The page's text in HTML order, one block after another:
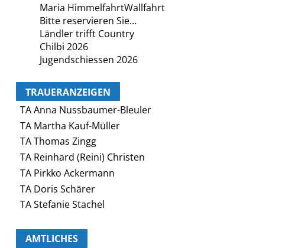
Maria HimmelfahrtWallfahrt
Bitte reservieren Sie…
Ländler trifft Country
Chilbi 2026
Jugendschiessen 2026
TRAUERANZEIGEN
TA Anna Nussbaumer-Bleuler
TA Martha Kauf-Müller
TA Thomas Zingg
TA Reinhard (Reini) Christen
TA Pirkko Ackermann
TA Doris Schärer
TA Stefanie Stachel
AMTLICHES